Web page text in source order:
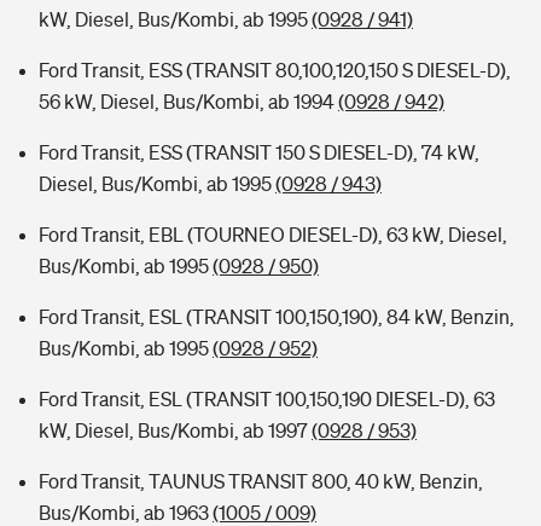
kW, Diesel, Bus/Kombi, ab 1995(0928 / 941)
Ford Transit, ESS (TRANSIT 80,100,120,150 S DIESEL-D),
56 kW, Diesel, Bus/Kombi, ab 1994(0928 / 942)
Ford Transit, ESS (TRANSIT 150 S DIESEL-D), 74 kW,
Diesel, Bus/Kombi, ab 1995(0928 / 943)
Ford Transit, EBL (TOURNEO DIESEL-D), 63 kW, Diesel,
Bus/Kombi, ab 1995(0928 / 950)
Ford Transit, ESL (TRANSIT 100,150,190), 84 kW, Benzin,
Bus/Kombi, ab 1995(0928 / 952)
Ford Transit, ESL (TRANSIT 100,150,190 DIESEL-D), 63
kW, Diesel, Bus/Kombi, ab 1997(0928 / 953)
Ford Transit, TAUNUS TRANSIT 800, 40 kW, Benzin,
Bus/Kombi, ab 1963(1005 / 009)